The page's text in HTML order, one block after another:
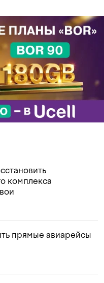
комплекса
прямые авиарейсы